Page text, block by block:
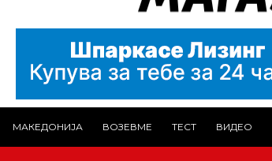
МАКЕДОНИЈА ВОЗЕВМЕ ТЕСТ ВИДЕО